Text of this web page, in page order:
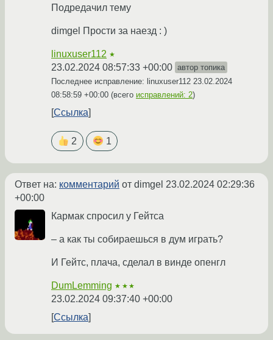
Подредачил тему
dimgel Прости за наезд : )
linuxuser112 ★
23.02.2024 08:57:33 +00:00 автор топика
Последнее исправление: linuxuser112 23.02.2024
08:58:59 +00:00 (всего исправлений: 2)
Ссылка
2 1
Ответ на: комментарий от dimgel 23.02.2024 02:29:36
+00:00
Кармак спросил у Гейтса
– а как ты собираешься в дум играть?
И Гейтс, плача, сделал в винде опенгл
DumLemming ★★★
23.02.2024 09:37:40 +00:00
Ссылка